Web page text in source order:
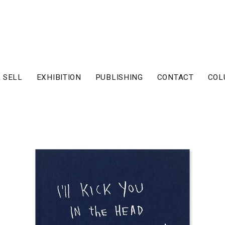
SELL EXHIBITION PUBLISHING CONTACT